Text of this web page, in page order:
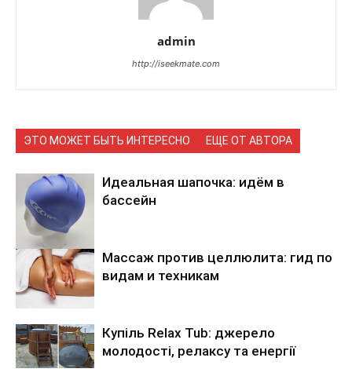
admin
http://iseekmate.com
ЭТО МОЖЕТ БЫТЬ ИНТЕРЕСНО ЕЩЕ ОТ АВТОРА
Идеальная шапочка: идём в
бассейн
Массаж против целлюлита: гид по
видам и техникам
Купіль Relax Tub: джерело
молодості, релаксу та енергії